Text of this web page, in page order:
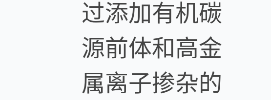
过添加有机碳
源前体和高金
属离子掺杂的